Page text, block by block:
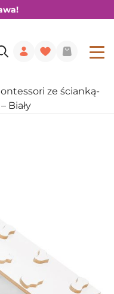
ze ścianką-
Biały